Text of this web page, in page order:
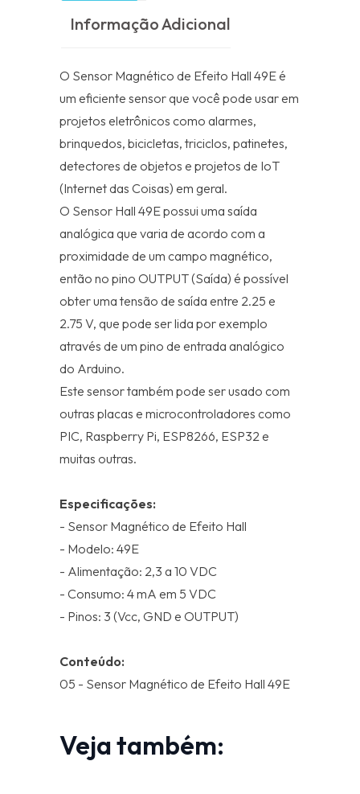
Informação Adicional
O Sensor Magnético de Efeito Hall 49E é
um eficiente sensor que você pode usar em
projetos eletrônicos como alarmes,
brinquedos, bicicletas, triciclos, patinetes,
detectores de objetos e projetos de IoT
(Internet das Coisas) em geral.
O Sensor Hall 49E possui uma saída
analógica que varia de acordo com a
proximidade de um campo magnético,
então no pino OUTPUT (Saída) é possível
obter uma tensão de saída entre 2.25 e
2.75 V, que pode ser lida por exemplo
através de um pino de entrada analógico
do Arduino.
Este sensor também pode ser usado com
outras placas e microcontroladores como
PIC, Raspberry Pi, ESP8266, ESP32 e
muitas outras.
Especificações:
- Sensor Magnético de Efeito Hall
- Modelo: 49E
- Alimentação: 2,3 a 10 VDC
- Consumo: 4 mA em 5 VDC
- Pinos: 3 (Vcc, GND e OUTPUT)
Conteúdo:
05 - Sensor Magnético de Efeito Hall 49E
Veja também: